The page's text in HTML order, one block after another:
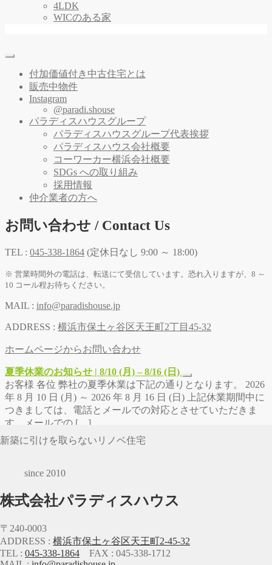
4LDK
WICのある家
新築に引けを取らないリノベ住宅
since 2010
株式会社パラディスハウス
〒240-0003
ADDRESS : 横浜市保土ヶ谷区天王町2-45-32
TEL : 045-338-1864 FAX : 045-338-1712
付加価値付き中古住宅とは
販売中物件
Instagram
@paradi.shouse
パラディスハウスグループ
パラディスハウスグループ代表挨拶
パラディスハウス会社概要
コーワーカー横浜会社概要
SDGs への取り組み
採用情報
仲介業者の方へ
お問い合わせ / Contact Us
TEL : 045-338-1864 (定休日なし 9:00 ～ 18:00)
※ 営業時間外の電話は、転送にて受信しています。恐れ入りますが、8 ～
10 コール程お待ちください。
MAIL : info@paradishouse.jp
ADDRESS : 横浜市保土ヶ谷区天王町2丁目45-32
ホームページからお問い合わせ
夏季休業のお知らせ | 8/10 (月) – 8/16 (日)
お客様 各位 弊社の夏季休業は下記の通りとなります。 2026
年 8 月 10 日 (月) ～ 2026 年 8 月 16 日 (日) 上記休業期間中に
つきましては、電話とメールでの対応とさせていただきま
す。メールでの […]